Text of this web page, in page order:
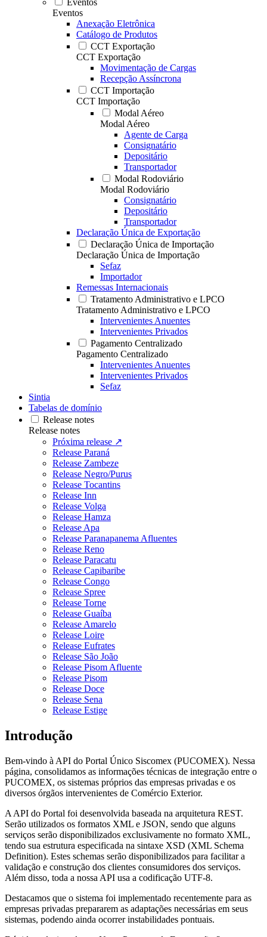
Eventos
Eventos
Anexação Eletrônica
Catálogo de Produtos
CCT Exportação
CCT Exportação
Movimentação de Cargas
Recepção Assíncrona
CCT Importação
CCT Importação
Modal Aéreo
Modal Aéreo
Agente de Carga
Consignatário
Depositário
Transportador
Modal Rodoviário
Modal Rodoviário
Consignatário
Depositário
Transportador
Declaração Única de Exportação
Declaração Única de Importação
Declaração Única de Importação
Sefaz
Importador
Remessas Internacionais
Tratamento Administrativo e LPCO
Tratamento Administrativo e LPCO
Intervenientes Anuentes
Intervenientes Privados
Pagamento Centralizado
Pagamento Centralizado
Intervenientes Anuentes
Intervenientes Privados
Sefaz
Sintia
Tabelas de domínio
Release notes
Release notes
Próxima release ↗
Release Paraná
Release Zambeze
Release Negro/Purus
Release Tocantins
Release Inn
Release Volga
Release Hamza
Release Apa
Release Paranapanema Afluentes
Release Reno
Release Paracatu
Release Capibaribe
Release Congo
Release Spree
Release Torne
Release Guaíba
Release Amarelo
Release Loire
Release Eufrates
Release São João
Release Pisom Afluente
Release Pisom
Release Doce
Release Sena
Release Estige
Introdução
Bem-vindo à API do Portal Único Siscomex (PUCOMEX). Nessa
página, consolidamos as informações técnicas de integração entre o
PUCOMEX, os sistemas próprios das empresas privadas e os
diversos órgãos intervenientes de Comércio Exterior.
A API do Portal foi desenvolvida baseada na arquitetura REST.
Serão utilizados os formatos XML e JSON, sendo que alguns
serviços serão disponibilizados exclusivamente no formato XML,
tendo sua estrutura especificada na sintaxe XSD (XML Schema
Definition). Estes schemas serão disponibilizados para facilitar a
validação e construção dos clientes consumidores dos serviços.
Além disso, toda a nossa API usa a codificação UTF-8.
Destacamos que o sistema foi implementado recentemente para as
empresas privadas prepararem as adaptações necessárias em seus
sistemas, podendo ainda ocorrer instabilidades pontuais.